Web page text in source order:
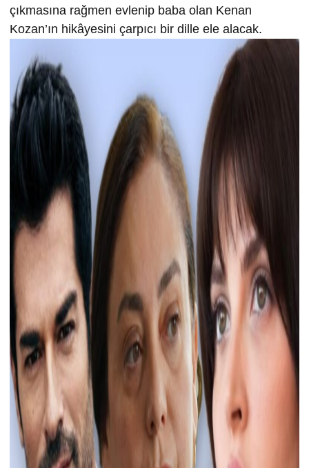
çıkmasına rağmen evlenip baba olan Kenan
Kozan’ın hikâyesini çarpıcı bir dille ele alacak.